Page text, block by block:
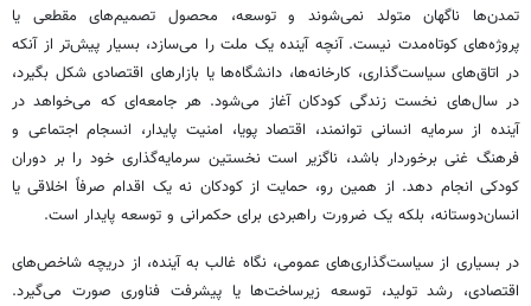
تمدن‌ها ناگهان متولد نمی‌شوند و توسعه، محصول تصمیم‌های مقطعی یا
پروژه‌های کوتاه‌مدت نیست. آنچه آینده یک ملت را می‌سازد، بسیار پیش‌تر از آنکه
در اتاق‌های سیاست‌گذاری، کارخانه‌ها، دانشگاه‌ها یا بازارهای اقتصادی شکل بگیرد،
در سال‌های نخست زندگی کودکان آغاز می‌شود. هر جامعه‌ای که می‌خواهد در
آینده از سرمایه انسانی توانمند، اقتصاد پویا، امنیت پایدار، انسجام اجتماعی و
فرهنگ غنی برخوردار باشد، ناگزیر است نخستین سرمایه‌گذاری خود را بر دوران
کودکی انجام دهد. از همین رو، حمایت از کودکان نه یک اقدام صرفاً اخلاقی یا
انسان‌دوستانه، بلکه یک ضرورت راهبردی برای حکمرانی و توسعه پایدار است.
در بسیاری از سیاست‌گذاری‌های عمومی، نگاه غالب به آینده، از دریچه شاخص‌های
اقتصادی، رشد تولید، توسعه زیرساخت‌ها یا پیشرفت فناوری صورت می‌گیرد.